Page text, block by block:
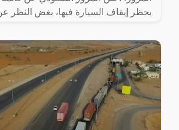
يحظر إيقاف السيارة فيها، بغض النظر